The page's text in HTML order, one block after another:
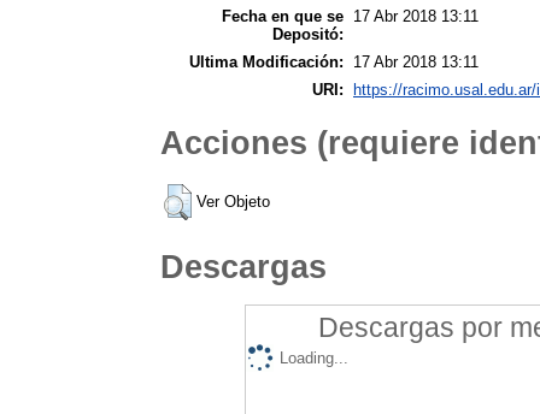
Fecha en que se
Depositó:
17 Abr 2018 13:11
Ultima Modificación:
17 Abr 2018 13:11
URI:
https://
Acciones (requiere
Ver Objeto
Descargas
Descargas por
Loading...